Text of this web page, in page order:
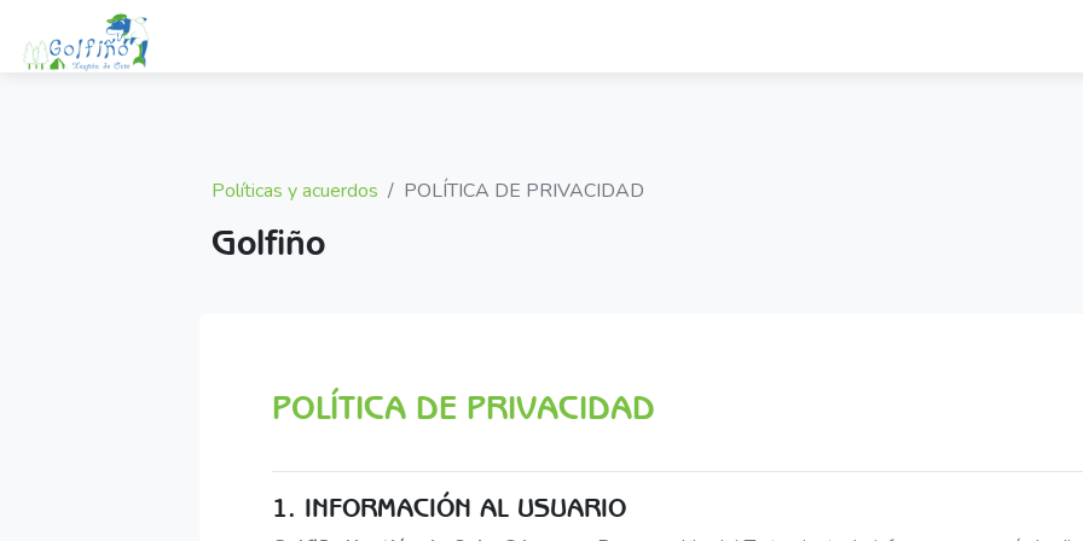
Salta al contenido principal
Políticas y acuerdos POLÍTICA DE PRIVACIDAD
Golfiño
POLÍTICA DE PRIVACIDAD
1. INFORMACIÓN AL USUARIO